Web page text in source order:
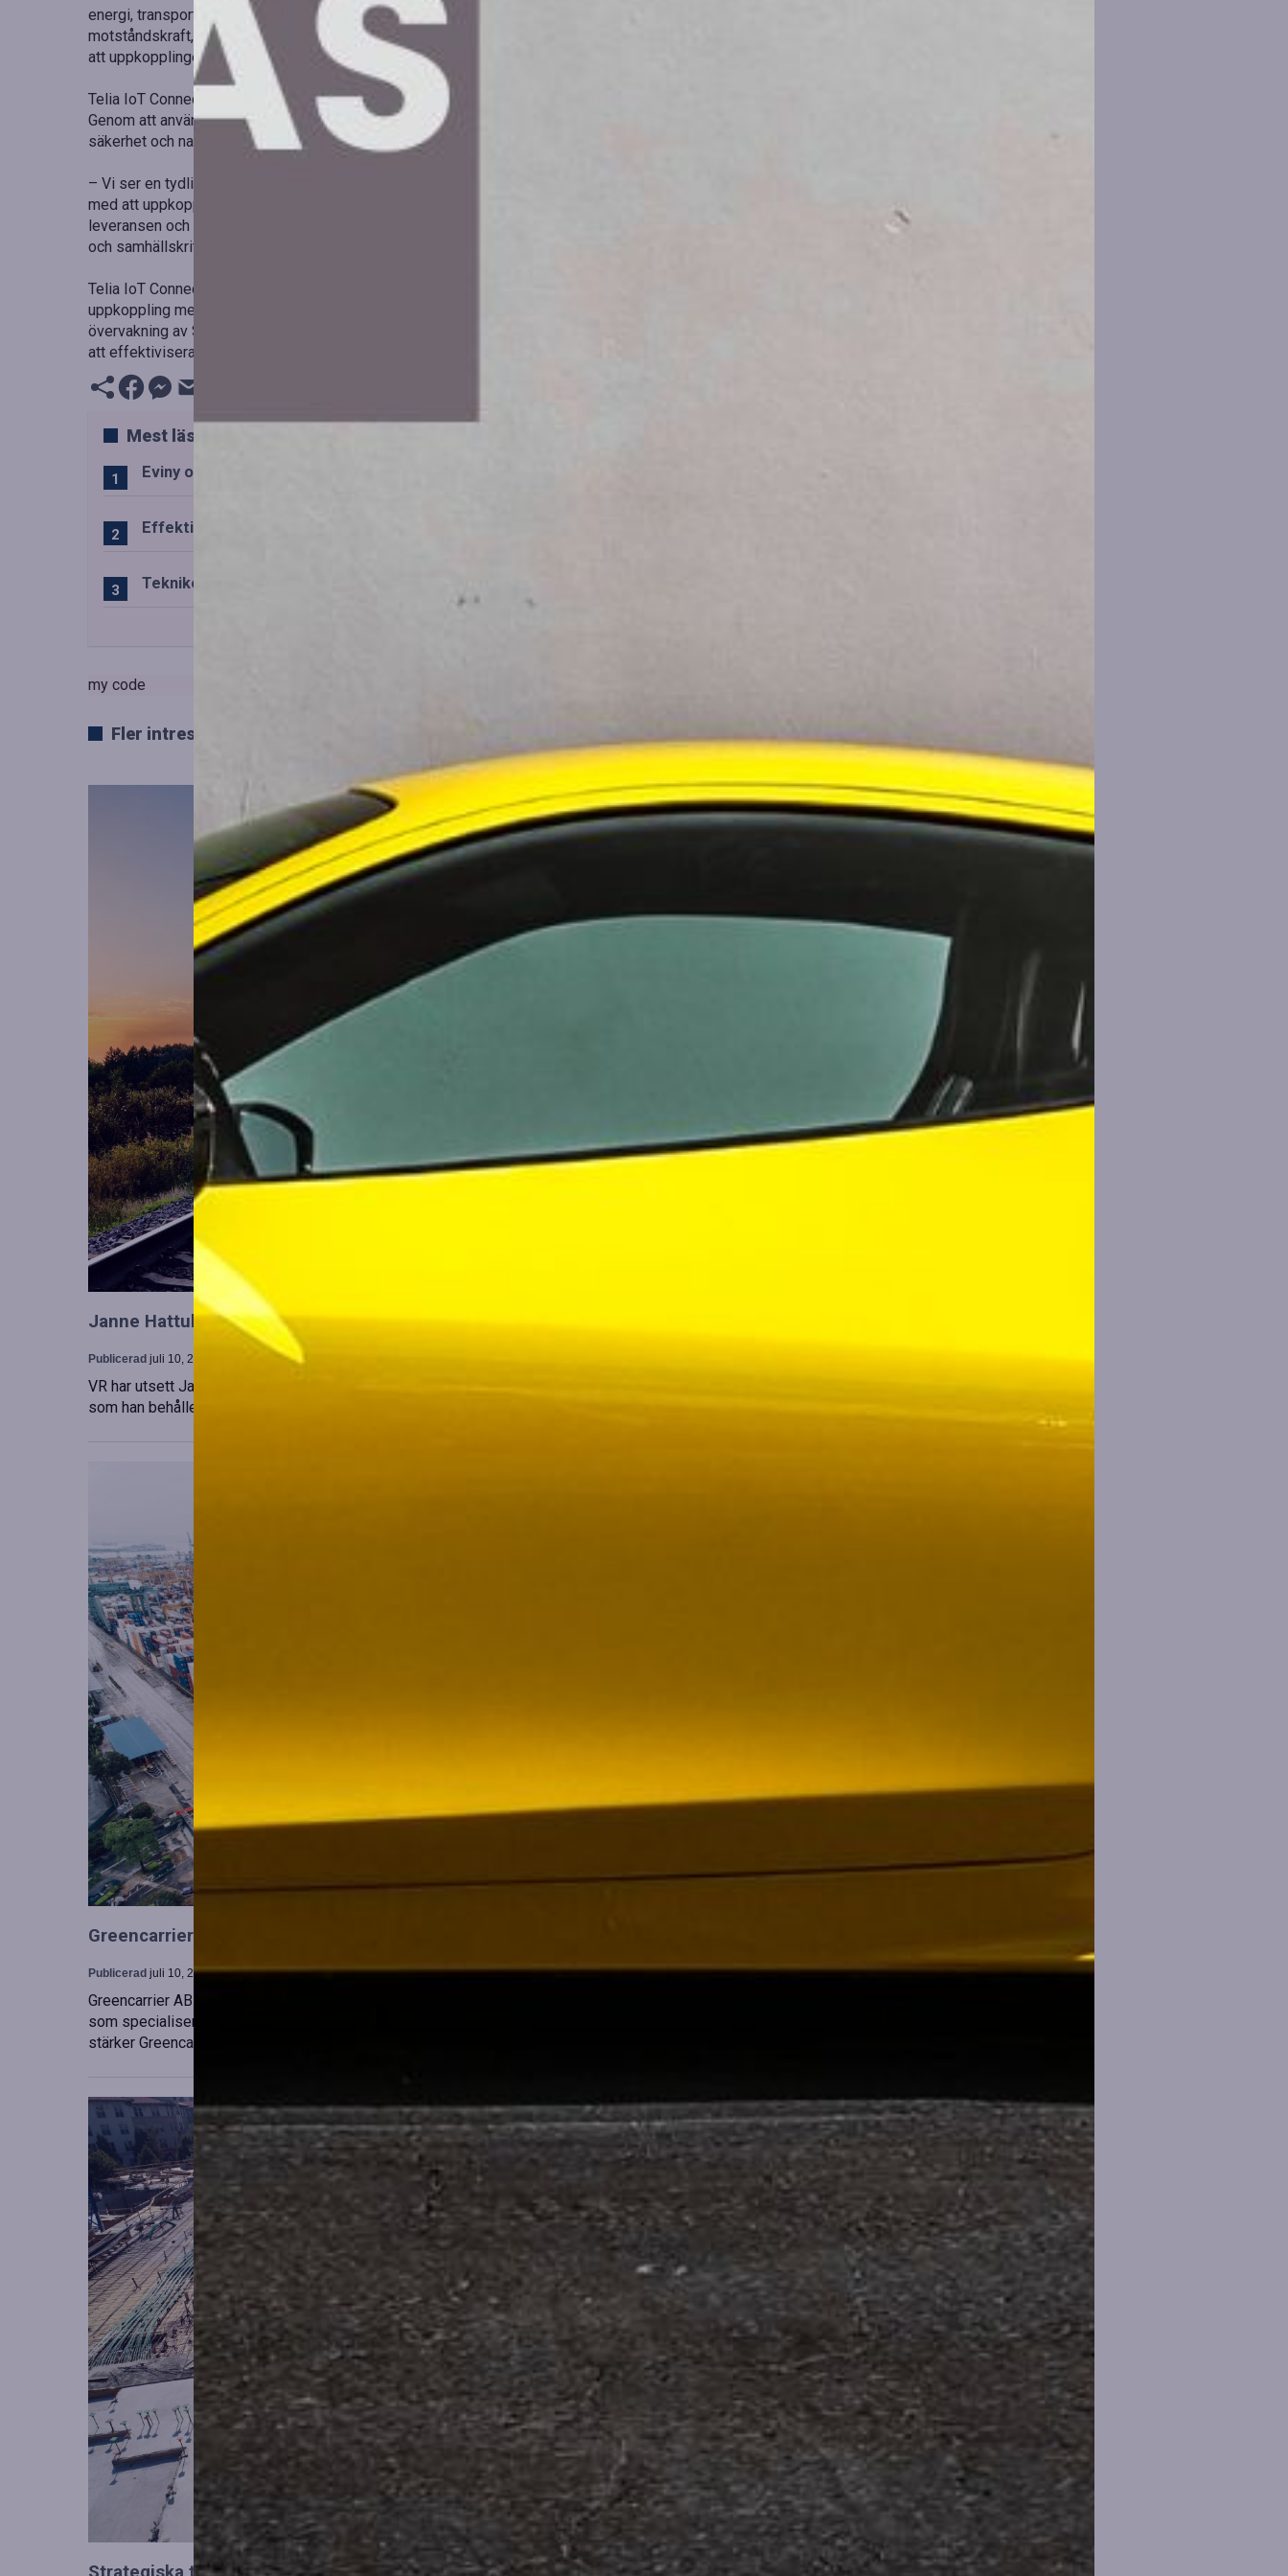
energi, transport och kritisk infrastruktur. I dagens osäkra miljö, med strängare krav på digital
motståndskraft, söker organisationer lösningar där de vet exakt var deras data lagras och kan lita på
att uppkopplingen fungerar även under kriser.
Telia IoT Connect är designad för verksamheter där säker och stabil uppkoppling är av största vikt.
Genom att använda Telias svenska nätverk för uppkoppling och datahantering erbjuder tjänsten ökad
säkerhet och nationell autonomi, vilket minskar beroendet av utländska leverantörer.
– Vi ser en tydlig förflyttning där kunderna vill veta exakt var deras data finns och känna sig trygga
med att uppkopplingen fungerar oavsett omständigheter. Med Telia IoT Connect flyttar vi hem IoT-
leveransen och datahanteringen till Sverige och skapar en säker och stabil grund för både affärs-
och samhällskritiska tjänster, säger en talesperson.
Telia IoT Connect bygger på företagets omfattande 4G- och 5G-nät och erbjuder säker IoT-
uppkoppling med lokal datahantering. Tjänsten erbjuder hög driftsäkerhet samt administration och
övervakning av SIM-kort via ett modernt webbgränssnitt, vilket ger företag en hållbar plattform för
att effektivisera sina IoT-lösningar.
Mest lästa
Eviny och Statkraft förenar snabbladdningstjänster i Norden
Effektiv drift av trafiktekniska system i Sverige
Teknikens roll i den svenska spelupplevelsen
my code
Fler intressanta artiklar
Janne Hattula tillträder som ny ledare för VR City Traffic i Sverige och Finland
Publicerad juli 10, 2026
VR har utsett Janne Hattula att leda verksamheten för upphandlad kollektivtrafik i Sverige, samtidigt
som han behåller sitt ansvar i Finland. Detta sker i kölvattnet av Johan Oscarssons avsked från…
Greencarrier utökar sin verksamhet genom förvärv av Containerhandel CARU
Publicerad juli 10, 2026
Greencarrier AB har förvärvat en majoritetsandel i Containerhandel CARU AB, ett svenskt företag
som specialiserar sig på försäljning, uthyrning och skräddarsydda containerlösningar. Detta förvärv
stärker Greencarriers ställning inom containersektorn och…
Strategiska tillskott till OHLA Sveriges ledning